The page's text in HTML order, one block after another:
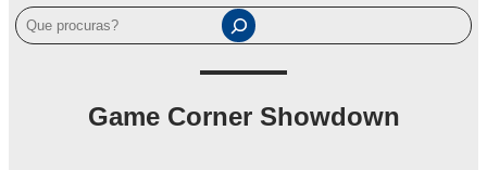
P
e
Game Corner Showdown